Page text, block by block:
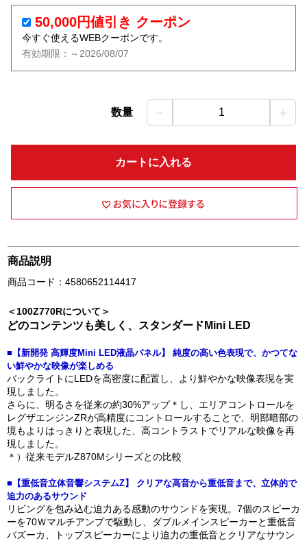
50,000円値引き クーポン
今すぐ使えるWEBクーポンです。
有効期限：～2026/08/07
数量 － 1 ＋
カートに入れる
商品説明
商品コード：4580652114417
＜100Z770Rについて＞
どのコンテンツも美しく、スタンダードMini LED
■【新開発 高輝度Mini LED液晶パネル】 純度の高い色表現で、かつてな
い鮮やかな映像が楽しめる
バックライトにLEDを高密度に配置し、より鮮やかな映像表現を実
現しました。
さらに、明るさを従来の約30%アップ＊し、エリアコントロールを
レグザエンジンZRが高精度にコントロールすることで、明部暗部の
境もよりはっきりと表現した、高コントラストでリアルな映像を再
現しました。
＊）従来モデルZ870Mシリーズとの比較
■【重低音立体音響システムZ】 クリアな高音から重低音まで、立体的で
迫力のあるサウンド
リビングを包み込む迫力ある感動のサウンドを実現。7個のスピーカ
ーを70Ｗマルチアンプで駆動し、ダブルメインスピーカーと重低音
バズーカ、トップスピーカーにより迫力の重低音とクリアなサウン